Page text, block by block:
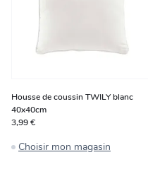
Housse de coussin TWILY blanc
40x40cm
3,99 €
Choisir mon magasin